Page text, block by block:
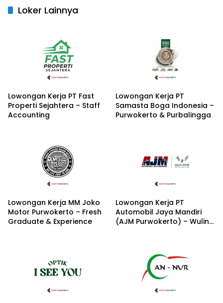
Loker Lainnya
Lowongan Kerja PT Fast
Properti Sejahtera – Staff
Accounting
Lowongan Kerja PT
Samasta Boga Indonesia –
Purwokerto & Purbalingga
Lowongan Kerja MM Joko
Motor Purwokerto – Fresh
Graduate & Experience
Lowongan Kerja PT
Automobil Jaya Mandiri
(AJM Purwokerto) – Wuling